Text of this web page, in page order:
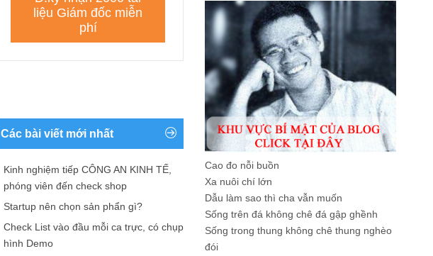
Các bài viết mới nhất
Kinh nghiệm tiếp CÔNG AN KINH TẾ,
phóng viên đến check shop
Startup nên chọn sản phẩn gì?
Check List vào đầu mỗi ca trực, có chụp
hình Demo
Cao đo nỗi buồn
Xa nuôi chí lớn
Dẫu làm sao thì cha vẫn muốn
Sống trên đá không chê đá gập ghềnh
Sống trong thung không chê thung nghèo
đói